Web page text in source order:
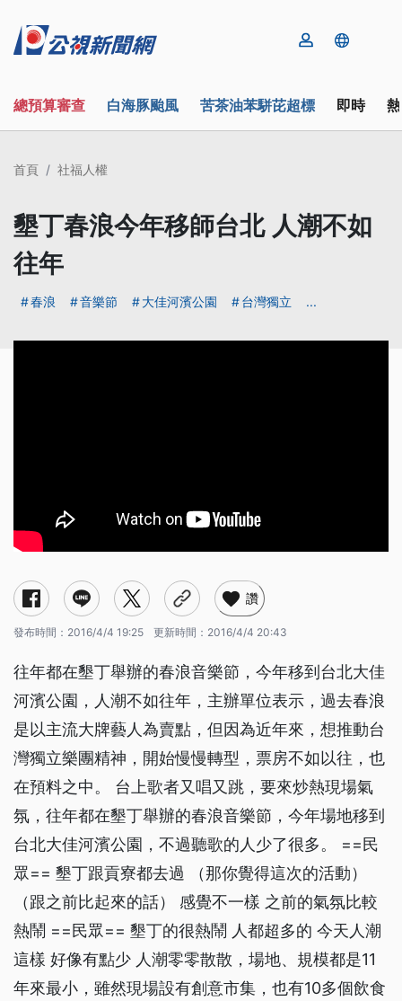
總預算審查 白海豚颱風 苦茶油苯駢芘超標 即時
首頁 社福人權
墾丁春浪今年移師台北 人潮不如
往年
春浪 音樂節 大佳河濱公園 台灣獨立 ...
讚
發布時間： 2016/4/4 19:25 更新時間： 2016/4/4 20:43
往年都在墾丁舉辦的春浪音樂節，今年移到台北大佳
河濱公園，人潮不如往年，主辦單位表示，過去春浪
是以主流大牌藝人為賣點，但因為近年來，想推動台
灣獨立樂團精神，開始慢慢轉型，票房不如以往，也
在預料之中。 台上歌者又唱又跳，要來炒熱現場氣
氛，往年都在墾丁舉辦的春浪音樂節，今年場地移到
台北大佳河濱公園，不過聽歌的人少了很多。 ==民
眾== 墾丁跟貢寮都去過 （那你覺得這次的活動）
（跟之前比起來的話） 感覺不一樣 之前的氣氛比較
熱鬧 ==民眾== 墾丁的很熱鬧 人都超多的 今天人潮
這樣 好像有點少 人潮零零散散，場地、規模都是11
年來最小，雖然現場設有創意市集，也有10多個飲食